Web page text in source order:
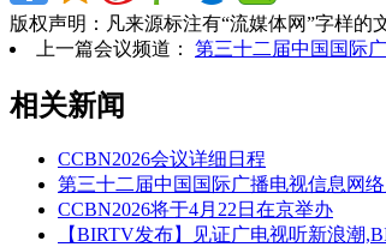
版权声明：凡来源标注有“流媒体网”字样的
上一篇会议频道： 第三十二届中国国际
相关新闻
CCBN2026会议详细日程
第三十二届中国国际广播电视信息网
CCBN2026将于4月22日在京举办
【BIRTV发布】见证广电视听新浪潮